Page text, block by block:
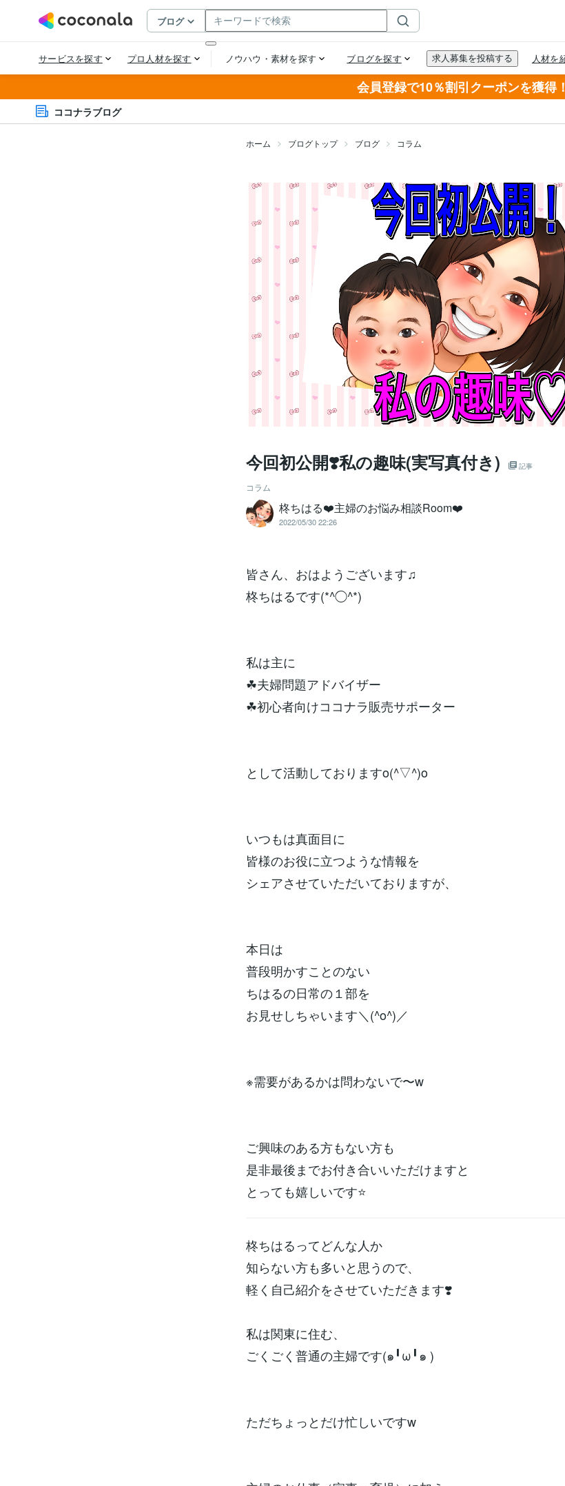
会員登録で10％割引クーポンを獲得！
ココナラブログ
ホーム ブログトップ ブログ コラム
今回初公開❣️私の趣味(実写真付き) 記事
コラム
柊ちはる❤️主婦のお悩み相談Room❤️
2022/05/30 22:26
皆さん、おはようございます♫
柊ちはるです(*^◯^*)
私は主に
☘夫婦問題アドバイザー
☘初心者向けココナラ販売サポーター
として活動しておりますo(^▽^)o
いつもは真面目に
皆様のお役に立つような情報を
シェアさせていただいておりますが、
本日は
普段明かすことのない
ちはるの日常の１部を
お見せしちゃいます＼(^o^)／
※需要があるかは問わないで〜w
ご興味のある方もない方も
是非最後までお付き合いいただけますと
とっても嬉しいです⭐️
柊ちはるってどんな人か
知らない方も多いと思うので、
軽く自己紹介をさせていただきます❣️
私は関東に住む、
ごくごく普通の主婦です(๑╹ω╹๑ )
ただちょっとだけ忙しいですw